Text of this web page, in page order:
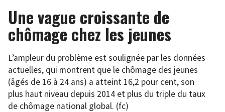
Une vague croissante de
chômage chez les jeunes
L’ampleur du problème est soulignée par les données
actuelles, qui montrent que le chômage des jeunes
(âgés de 16 à 24 ans) a atteint 16,2 pour cent, son
plus haut niveau depuis 2014 et plus du triple du taux
de chômage national global. (fc)